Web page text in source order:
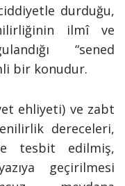
durduğu,
ilmî ve
“sened
bir konudur.
ehliyeti) ve zabt
dereceleri,
tesbit edilmiş,
geçirilmesi